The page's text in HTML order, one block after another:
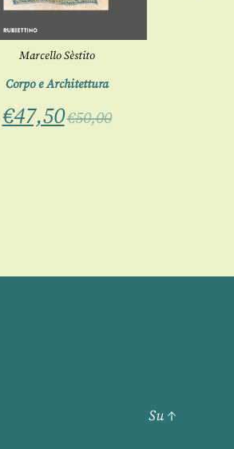
Marcello Sèstito
Corpo e Architettura
€47,50€50,00
Su↑